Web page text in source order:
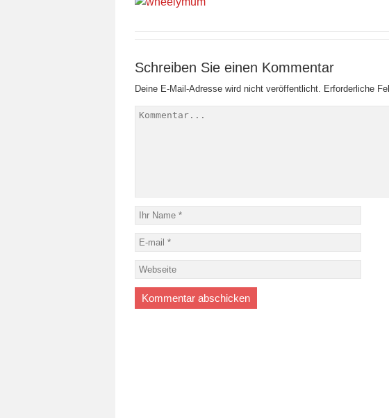
Schreiben Sie einen Kommentar
Deine E-Mail-Adresse wird nicht veröffentlicht. Erforderliche